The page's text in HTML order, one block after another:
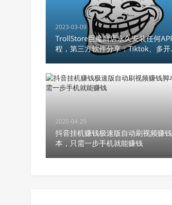
2023-03-09
TrollStore巨魔商店永久安装任何
程，第三方软件分享：Tiktok、多开
信、unc0ver，支持
2020-04-29
抖音挂机赚钱极速版自动刷视频赚
本，只需一步手机就能赚钱